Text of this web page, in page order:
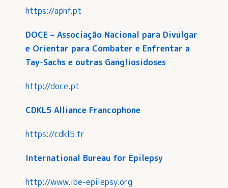
https://apnf.pt
DOCE – Associação Nacional para Divulgar
e Orientar para Combater e Enfrentar a
Tay-Sachs e outras Gangliosidoses
http://doce.pt
CDKL5 Alliance Francophone
https://cdkl5.fr
International Bureau for Epilepsy
http://www.ibe-epilepsy.org